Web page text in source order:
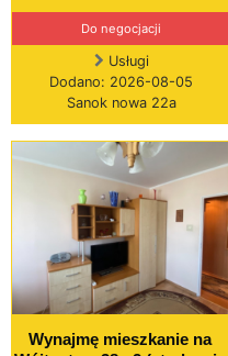
Do negocjacji
Usługi
Dodano: 2026-08-05
Sanok nowa 22a
Wynajmę mieszkanie na